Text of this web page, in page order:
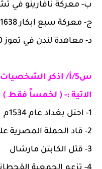
ب- معركة نافارينو في تشرين
ج- معركة سبع ابكار 1638م
د- معاهدة لندن في تموز 1840م
س5/أ/ اذكر
الاتية :- ( لخمساً فقط )
1- احتل بغداد عام 1534م
2- قاد الحملة المصرية على بلاد الشام
3- قتل الكابتن مارشال